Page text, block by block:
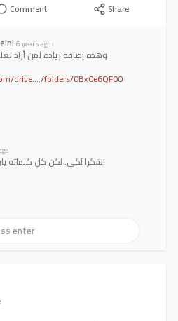
Comment Share
6 years ago
وهذه إضافة زيادة لمن أراد
drive..../folders/0Bx0e6QF00
شكرا لكي. لكن كل كلماته يابانية كيف يمكن فهمه؟!